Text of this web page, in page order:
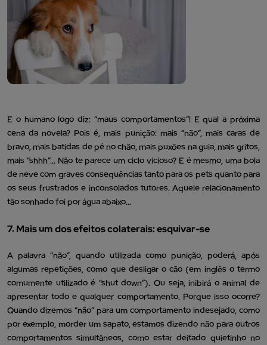
E o humano logo diz: “maus comportamentos”! E qual a próxima
cena da novela? Pois é, mais punição: mais “não”, mais caras de
bravo, mais batidas de pé no chão, mais puxões na guia, mais gritos,
mais “shhh”… Não te parece um ciclo vicioso? E é mesmo, uma bola
de neve com graves consequências tanto para os pets quanto para
os seus frustrados e inconsolados tutores. Aquele relacionamento
tão sonhado foi por água abaixo…
7. Mais um dos efeitos colaterais: esquivar-se
A palavra “não”, quando utilizada como punição, poderá, após
algumas repetições, como que desligar o cão (em inglês o termo
comumente utilizado é “shut down”). Ou seja, inibirá o animal de
apresentar todo e qualquer comportamento. Porque isso ocorre?
Quando dizemos “não” para um comportamento indesejado, como
por exemplo, morder um sapato, estamos dizendo não para outros
comportamentos simultâneos, como estar deitado quietinho no